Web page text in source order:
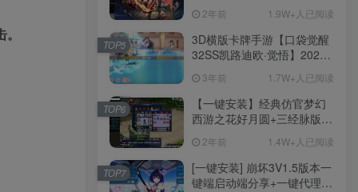
池文件
2年前 1.9W+人已阅读
3D横版卡牌手游【口袋觉醒
32SS凯路迪欧·觉悟】2023
+支付对接+安卓苹果双端+运
营后台+GM授权后台+代理
后台
3年前 1.7W+人已阅读
TOP5
【一键安装】经典仿官梦幻
西游之花好月圆+三经脉版本
卡+剧情活动+视频搭建及其
他修改资料
2年前 1.4W+人已阅读
TOP6
[一键安装] 崩坏3V1.5版本一
键端启动端分享+一键代理
TOP7